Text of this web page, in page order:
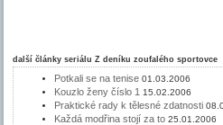
další články seriáluZ deníku zoufalého sportovce
Potkali se na tenise 01.03.2006
Kouzlo ženy číslo 1 15.02.2006
Praktické rady k tělesné zdatnosti
Každá modřina stojí za to 25.01.2006